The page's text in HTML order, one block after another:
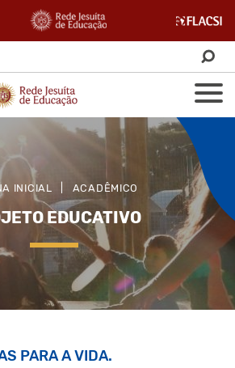
INICIAL ACADÊMICO
EDUCATIVO
PARA A VIDA.